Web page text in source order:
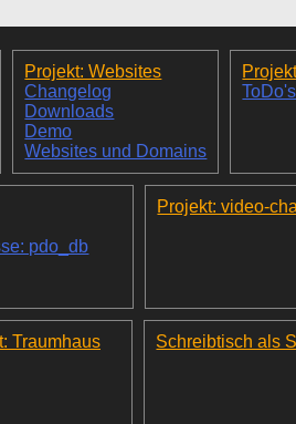
Projekt: Websites
Changelog
Downloads
Demo
Websites und Domains
ToDo's
pdo_db
Projekt: video-
Traumhaus Schreibtisch als